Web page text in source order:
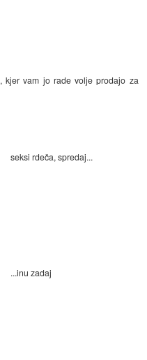
, kjer vam jo rade volje prodajo za
seksi rdeča, spredaj...
...inu zadaj